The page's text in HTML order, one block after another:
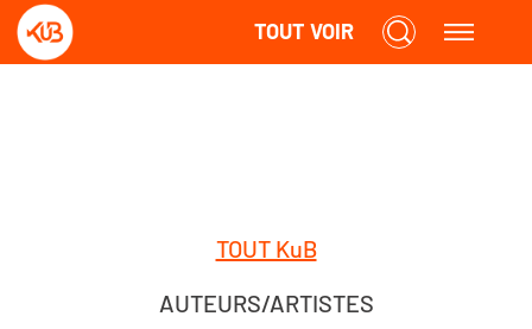
TOUT VOIR
TOUT KuB
AUTEURS/ARTISTES